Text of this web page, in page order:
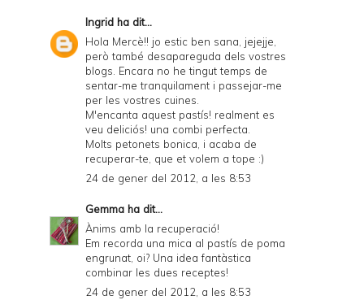
y
a
n
d
P
D
F
Ingrid ha dit...
Hola Mercè!! jo estic ben sana, jejejje,
però també desapareguda dels vostres
blogs. Encara no he tingut temps de
sentar-me tranquilament i passejar-me
per les vostres cuines.
M'encanta aquest pastís! realment es
veu deliciós! una combi perfecta.
Molts petonets bonica, i acaba de
recuperar-te, que et volem a tope :)
24 de gener del 2012, a les 8:53
Gemma ha dit...
Ànims amb la recuperació!
Em recorda una mica al pastís de poma
engrunat, oi? Una idea fantàstica
combinar les dues receptes!
24 de gener del 2012, a les 8:53